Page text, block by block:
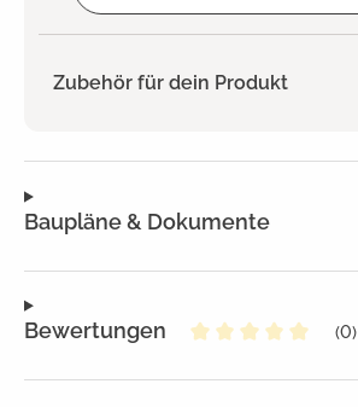
Zubehör für dein Produkt
Baupläne & Dokumente
Bewertungen
(0)